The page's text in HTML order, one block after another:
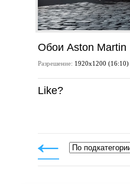
Обои Aston Martin
Разрешение: 1920х1200 (16:10)
Like?